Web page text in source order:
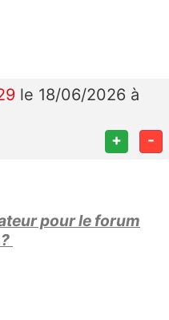
le 18/06/2026 à
+ -
pour le forum